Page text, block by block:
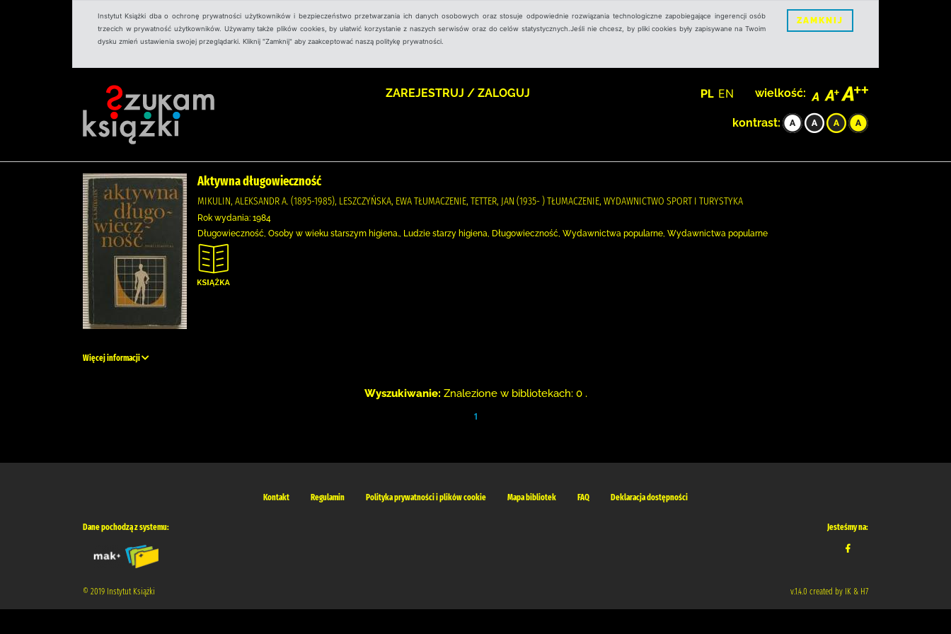
Instytut Książki dba o ochronę prywatności użytkowników i bezpieczeństwo przetwarzania ich danych osobowych oraz stosuje odpowiednie rozwiązania technologiczne zapobiegające ingerencji osób
trzecich w prywatność użytkowników. Używamy także plików cookies, by ułatwić korzystanie z naszych serwisów oraz do celów statystycznych.Jeśli nie chcesz, by pliki cookies były zapisywane na Twoim
dysku zmień ustawienia swojej przeglądarki. Kliknij "Zamknij" aby zaakceptować naszą politykę prywatności.
ZAMKNIJ
ZAREJESTRUJ / ZALOGUJ PL EN wielkość:
kontrast:
Aktywna długowieczność
MIKULIN, ALEKSANDR A. (1895-1985), LESZCZYŃSKA, EWA TŁUMACZENIE, TETTER, JAN (1935- ) TŁUMACZENIE, WYDAWNICTWO SPORT I TURYSTYKA
Rok wydania: 1984
Długowieczność, Osoby w wieku starszym higiena., Ludzie starzy higiena, Długowieczność, Wydawnictwa popularne, Wydawnictwa popularne
Więcej informacji
Wyszukiwanie: Znalezione w bibliotekach: 0 .
1
Kontakt Regulamin Polityka prywatności i plików cookie Mapa bibliotek FAQ Deklaracja dostępności
Dane pochodzą z systemu: Jesteśmy na:
© 2019 Instytut Książki v.1.4.0 created by IK & H7